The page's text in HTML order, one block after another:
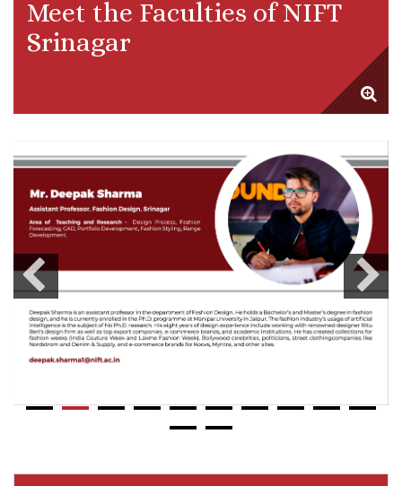
Meet the Faculties of NIFT
Srinagar